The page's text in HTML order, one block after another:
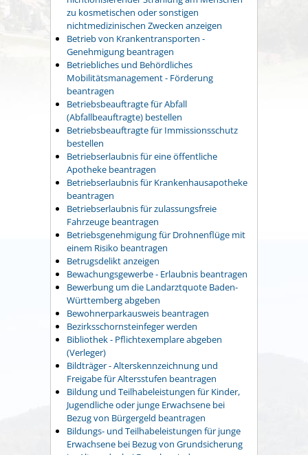
zu kosmetischen oder sonstigen
nichtmedizinischen Zwecken anzeigen
Betrieb von Krankentransporten -
Genehmigung beantragen
Betriebliches und Behördliches
Mobilitätsmanagement - Förderung
beantragen
Betriebsbeauftragte für Abfall
(Abfallbeauftragte) bestellen
Betriebsbeauftragte für Immissionsschutz
bestellen
Betriebserlaubnis für eine öffentliche
Apotheke beantragen
Betriebserlaubnis für Krankenhausapotheke
beantragen
Betriebserlaubnis für zulassungsfreie
Fahrzeuge beantragen
Betriebsgenehmigung für Drohnenflüge mit
einem Risiko beantragen
Betrugsdelikt anzeigen
Bewachungsgewerbe - Erlaubnis beantragen
Bewerbung um die Landarztquote Baden-
Württemberg abgeben
Bewohnerparkausweis beantragen
Bezirksschornsteinfeger werden
Bibliothek - Pflichtexemplare abgeben
(Verleger)
Bildträger - Alterskennzeichnung und
Freigabe für Altersstufen beantragen
Bildung und Teilhabeleistungen für Kinder,
Jugendliche oder junge Erwachsene bei
Bezug von Bürgergeld beantragen
Bildungs- und Teilhabeleistungen für junge
Erwachsene bei Bezug von Grundsicherung